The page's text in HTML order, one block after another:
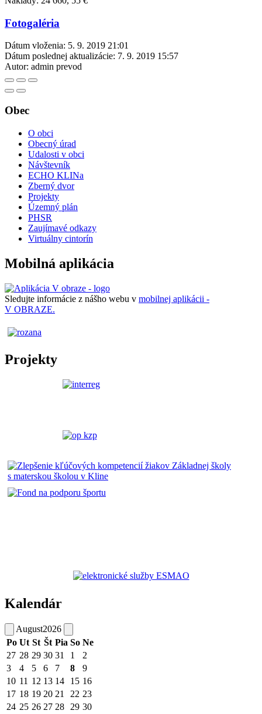
Fotogaléria
Dátum vloženia: 5. 9. 2019 21:01
Dátum poslednej aktualizácie: 7. 9. 2019 15:57
Autor: admin prevod
Obec
O obci
Obecný úrad
Udalosti v obci
Návštevník
ECHO KLINa
Zberný dvor
Projekty
Územný plán
PHSR
Zaujímavé odkazy
Virtuálny cintorín
Mobilná aplikácia
Sledujte informácie z nášho webu v mobilnej aplikácii -
V OBRAZE.
Projekty
Kalendár
August2026
Po Ut St Št Pia So Ne
27 28 29 30 31 1
2
3
4 5 6 7 8
9
10 11 12 13 14 15 16
17 18 19 20 21 22 23
24 25 26 27 28 29 30